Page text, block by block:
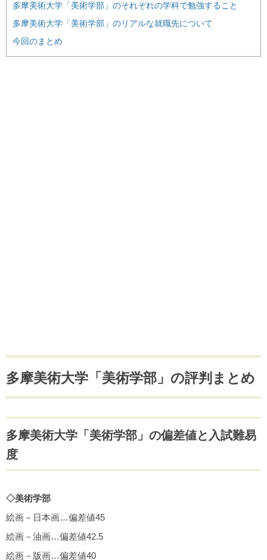
多摩美術大学「美術学部」のそれぞれの学科で勉強すること
多摩美術大学「美術学部」のリアルな就職先について
今回のまとめ
多摩美術大学「美術学部」の評判まとめ
多摩美術大学「美術学部」の偏差値と入試難易
度
◇美術学部
絵画－日本画…偏差値45
絵画－油画…偏差値42.5
絵画－版画…偏差値40